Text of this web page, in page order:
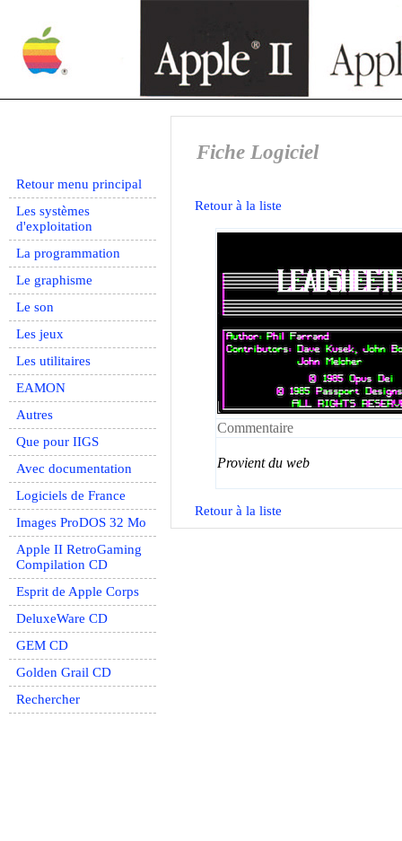
Retour menu principal
Les systèmes
d'exploitation
La programmation
Le graphisme
Le son
Les jeux
Les utilitaires
EAMON
Autres
Que pour IIGS
Avec documentation
Logiciels de France
Images ProDOS 32 Mo
Apple II RetroGaming
Compilation CD
Esprit de Apple Corps
DeluxeWare CD
GEM CD
Golden Grail CD
Rechercher
Fiche Logiciel
Retour à la liste
Commentaire
Provient du web
Retour à la liste